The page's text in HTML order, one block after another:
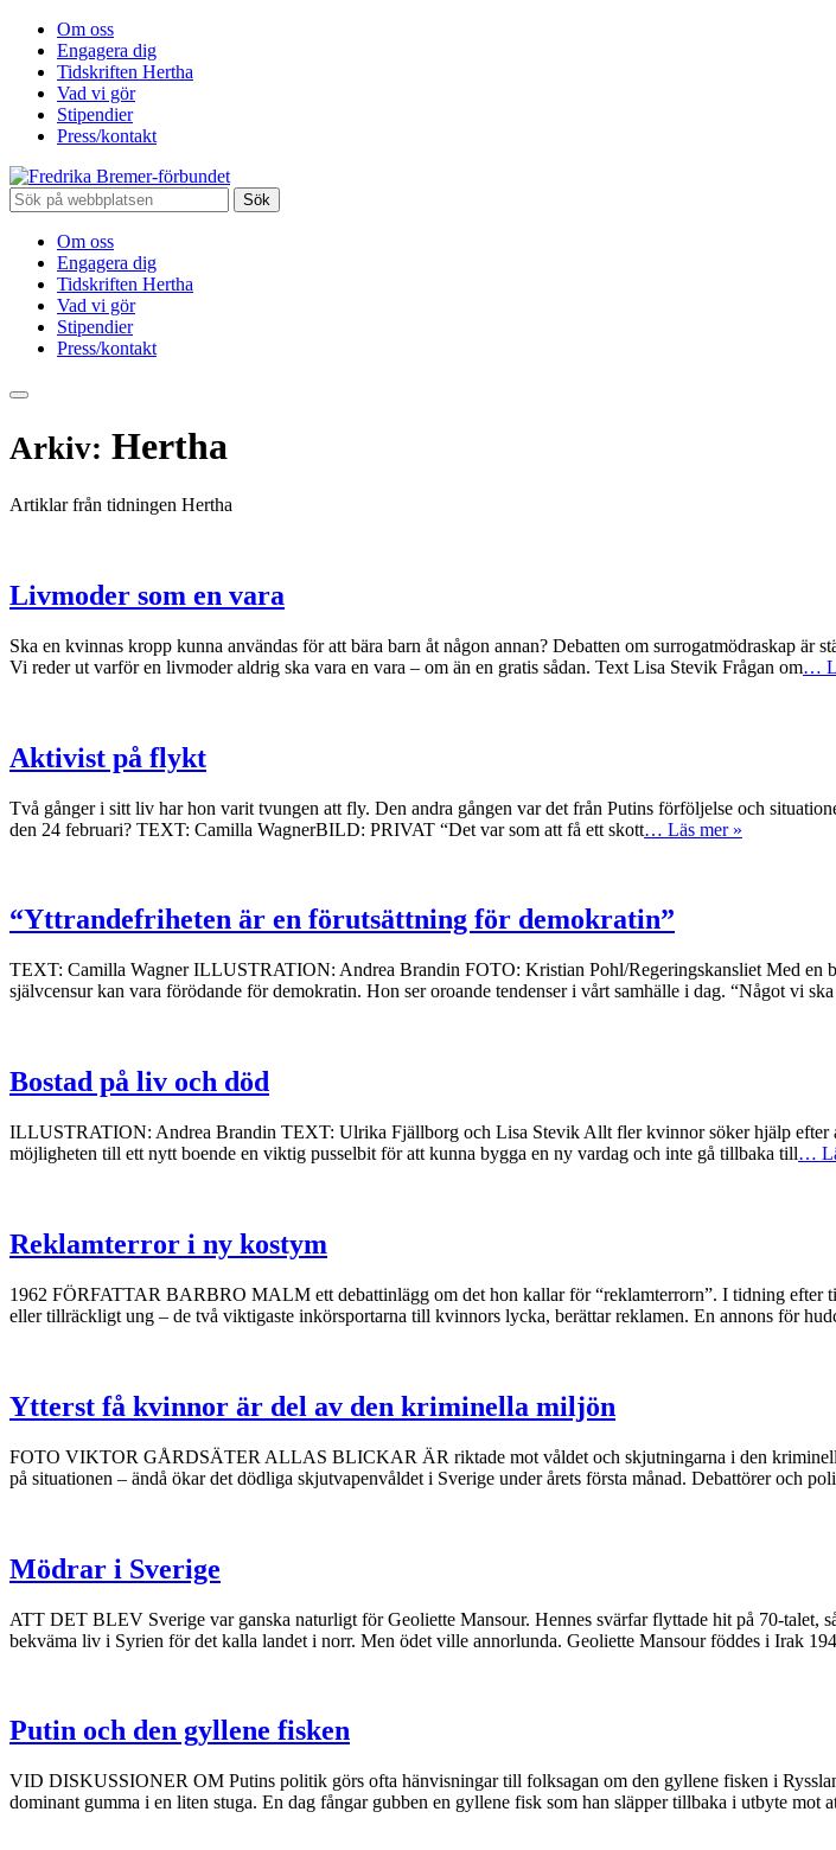
Om oss
Engagera dig
Tidskriften Hertha
Vad vi gör
Stipendier
Press/kontakt
Sök
efter:
Om oss
Engagera dig
Tidskriften Hertha
Vad vi gör
Stipendier
Press/kontakt
Arkiv: Hertha
Artiklar från tidningen Hertha
Livmoder som en vara
Ska en kvinnas kropp kunna användas för att bära barn åt någon annan? Debatten om surrogatmödraskap
Vi reder ut varför en livmoder aldrig ska vara en vara – om än en gratis sådan. Text Lisa Stevik Frågan om…
Aktivist på flykt
Två gånger i sitt liv har hon varit tvungen att fly. Den andra gången var det från Putins förföljelse och
den 24 februari? TEXT: Camilla WagnerBILD: PRIVAT “Det var som att få ett skott… Läs mer »
“Yttrandefriheten är en förutsättning för demokratin”
TEXT: Camilla Wagner ILLUSTRATION: Andrea Brandin FOTO: Kristian Pohl/Regeringskansliet Med en
självcensur kan vara förödande för demokratin. Hon ser oroande tendenser i vårt samhälle i dag. “Något vi
Bostad på liv och död
ILLUSTRATION: Andrea Brandin TEXT: Ulrika Fjällborg och Lisa Stevik Allt fler kvinnor söker hjälp efter
möjligheten till ett nytt boende en viktig pusselbit för att kunna bygga en ny vardag och inte gå tillbaka till…
Reklamterror i ny kostym
1962 FÖRFATTAR BARBRO MALM ett debattinlägg om det hon kallar för “reklamterrorn”. I tidning efter
eller tillräckligt ung – de två viktigaste inkörsportarna till kvinnors lycka, berättar reklamen. En annons för
Ytterst få kvinnor är del av den kriminella miljön
FOTO VIKTOR GÅRDSÄTER ALLAS BLICKAR ÄR riktade mot våldet och skjutningarna i den
på situationen – ändå ökar det dödliga skjutvapenvåldet i Sverige under årets första månad. Debattörer och
Mödrar i Sverige
ATT DET BLEV Sverige var ganska naturligt för Geoliette Mansour. Hennes svärfar flyttade hit på 70-talet,
bekväma liv i Syrien för det kalla landet i norr. Men ödet ville annorlunda. Geoliette Mansour föddes i Irak
Putin och den gyllene fisken
VID DISKUSSIONER OM Putins politik görs ofta hänvisningar till folksagan om den gyllene fisken i
dominant gumma i en liten stuga. En dag fångar gubben en gyllene fisk som han släpper tillbaka i utbyte mot